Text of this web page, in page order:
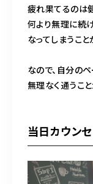
疲れ果てるのは
何より無理に続
なってしまうこと
なので、自分の
無理なく通うこ
当日カウン